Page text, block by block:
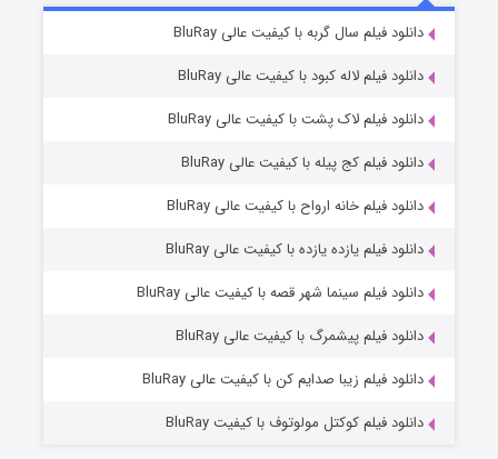
قسمت۶ (زیرنویس) منتشر شد دانلود فیلم سال گربه با کیفیت عالی BluRay
دانلود فیلم لاله کبود با کیفیت عالی BluRay
دانلود فیلم لاک پشت با کیفیت عالی BluRay
دانلود فیلم کج‌ پیله با کیفیت عالی BluRay
دانلود فیلم خانه ارواح با کیفیت عالی BluRay
دانلود فیلم یازده یازده با کیفیت عالی BluRay
دانلود فیلم سینما شهر قصه با کیفیت عالی BluRay
دانلود فیلم پیشمرگ با کیفیت عالی BluRay
دانلود فیلم زیبا صدایم کن با کیفیت عالی BluRay
دانلود فیلم کوکتل مولوتوف با کیفیت BluRay